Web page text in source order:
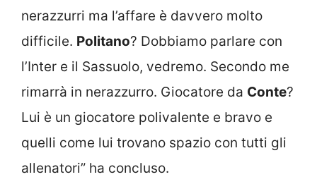
nerazzurri ma l’affare è davvero molto
difficile. Politano? Dobbiamo parlare con
l’Inter e il Sassuolo, vedremo. Secondo me
rimarrà in nerazzurro. Giocatore da Conte?
Lui è un giocatore polivalente e bravo e
quelli come lui trovano spazio con tutti gli
allenatori” ha concluso.